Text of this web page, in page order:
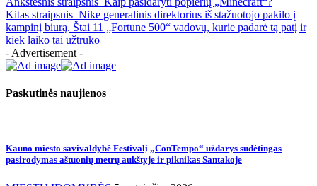
Kitas straipsnis Nike generalinis direktorius iš stažuotojo pakilo į
kampinį biurą. Štai 11 „Fortune 500“ vadovų, kurie padarė tą patį ir
kiek laiko tai užtruko
- Advertisement -
Paskutinės naujienos
Kauno miesto savivaldybė Festivalį „ConTempo“ uždarys sudėtingas
pasirodymas aštuonių metrų aukštyje ir piknikas Santakoje